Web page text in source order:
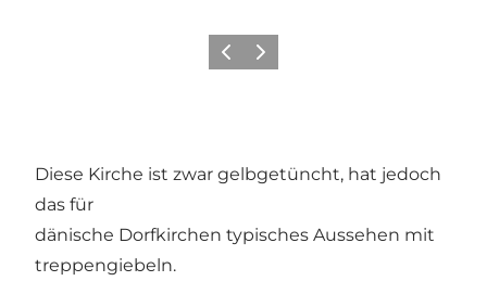
ZurückWeiter
Diese Kirche ist zwar gelbgetüncht, hat jedoch
das für
dänische Dorfkirchen typisches Aussehen mit
treppengiebeln.